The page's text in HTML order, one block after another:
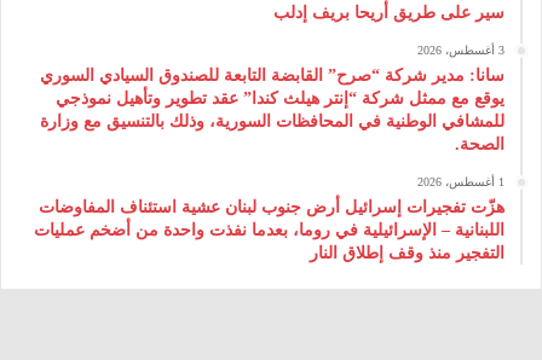
سير على طريق أريحا بريف إدلب
3 أغسطس، 2026
سانا: مدير شركة “صرح” القابضة التابعة للصندوق السيادي السوري
يوقع مع ممثل شركة “إنتر هيلث كندا” عقد تطوير وتأهيل نموذجي
للمشافي الوطنية في المحافظات السورية، وذلك بالتنسيق مع وزارة
الصحة.
1 أغسطس، 2026
هزّت تفجيرات إسرائيل أرض جنوب لبنان عشية استئناف المفاوضات
اللبنانية – الإسرائيلية في روما، بعدما نفذت واحدة من أضخم عمليات
التفجير منذ وقف إطلاق النار